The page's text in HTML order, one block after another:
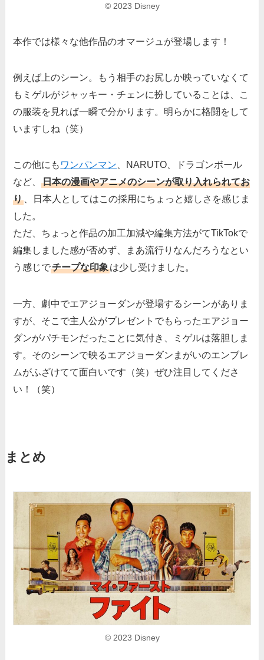
© 2023 Disney
本作では様々な他作品のオマージュが登場します！
例えば上のシーン。もう相手のお尻しか映っていなくて
もミゲルがジャッキー・チェンに扮していることは、こ
の服装を見れば一瞬で分かります。明らかに格闘をして
いますしね（笑）
この他にも ワンパンマン 、NARUTO、ドラゴンボール
など、日本の漫画やアニメのシーンが取り入れられてお
り
、日本人としてはこの採用にちょっと嬉しさを感じま
した。
ただ、ちょっと作品の加工加減や編集方法がてTikTokで
編集しました感が否めず、まあ流行りなんだろうなとい
う感じでチープな印象は少し受けました。
一方、劇中でエアジョーダンが登場するシーンがありま
すが、そこで主人公がプレゼントでもらったエアジョー
ダンがパチモンだったことに気付き、ミゲルは落胆しま
す。そのシーンで映るエアジョーダンまがいのエンブレ
ムがふざけてて面白いです（笑）ぜひ注目してくださ
い！（笑）
まとめ
© 2023 Disney